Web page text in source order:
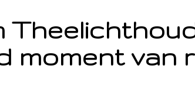
moment van